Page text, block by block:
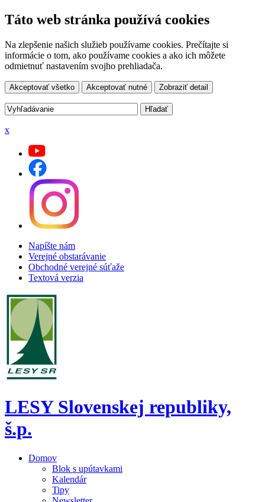
Táto web stránka používá cookies
Na zlepšenie našich služieb používame cookies. Prečítajte si
informácie o tom, ako používame cookies a ako ich môžete
odmietnuť nastavením svojho prehliadača.
Akceptovať všetko Akceptovať nutné Zobraziť detail
x
Napíšte nám
Verejné obstarávanie
Obchodné verejné súťaže
Textová verzia
LESY Slovenskej republiky,
š.p.
Domov
Blok s upútavkami
Kalendár
Tipy